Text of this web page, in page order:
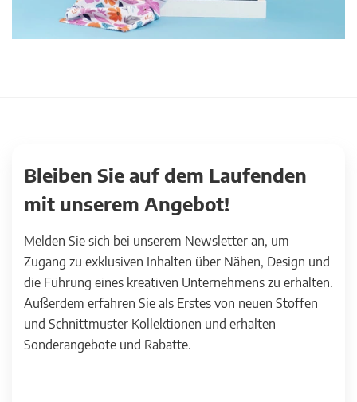
Bleiben Sie auf dem Laufenden
mit unserem Angebot!
Melden Sie sich bei unserem Newsletter an, um
Zugang zu exklusiven Inhalten über Nähen, Design und
die Führung eines kreativen Unternehmens zu erhalten.
Außerdem erfahren Sie als Erstes von neuen Stoffen
und Schnittmuster Kollektionen und erhalten
Sonderangebote und Rabatte.